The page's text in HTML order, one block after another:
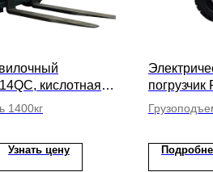
кислотная
вил 4800мм
1400кг
Узнать цену
высота